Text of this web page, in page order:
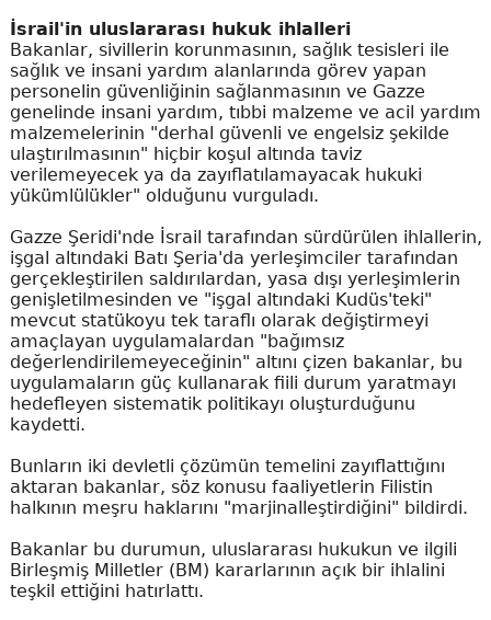
İsrail'in uluslararası hukuk ihlalleri
Bakanlar, sivillerin korunmasının, sağlık tesisleri ile
sağlık ve insani yardım alanlarında görev yapan
personelin güvenliğinin sağlanmasının ve Gazze
genelinde insani yardım, tıbbi malzeme ve acil yardım
malzemelerinin "derhal güvenli ve engelsiz şekilde
ulaştırılmasının" hiçbir koşul altında taviz
verilemeyecek ya da zayıflatılamayacak hukuki
yükümlülükler" olduğunu vurguladı.
Gazze Şeridi'nde İsrail tarafından sürdürülen ihlallerin,
işgal altındaki Batı Şeria'da yerleşimciler tarafından
gerçekleştirilen saldırılardan, yasa dışı yerleşimlerin
genişletilmesinden ve "işgal altındaki Kudüs'teki"
mevcut statükoyu tek taraflı olarak değiştirmeyi
amaçlayan uygulamalardan "bağımsız
değerlendirilemeyeceğinin" altını çizen bakanlar, bu
uygulamaların güç kullanarak fiili durum yaratmayı
hedefleyen sistematik politikayı oluşturduğunu
kaydetti.
Bunların iki devletli çözümün temelini zayıflattığını
aktaran bakanlar, söz konusu faaliyetlerin Filistin
halkının meşru haklarını "marjinalleştirdiğini" bildirdi.
Bakanlar bu durumun, uluslararası hukukun ve ilgili
Birleşmiş Milletler (BM) kararlarının açık bir ihlalini
teşkil ettiğini hatırlattı.